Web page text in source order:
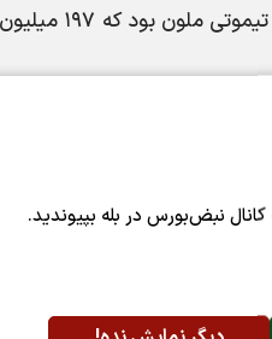
کانال نبض‌بورس در بله بپیوندید.
در حالی که کمیته‌های وابسته ۶۹۴ میلیون دلار کمک کردند.
بوده است. تبلیغات